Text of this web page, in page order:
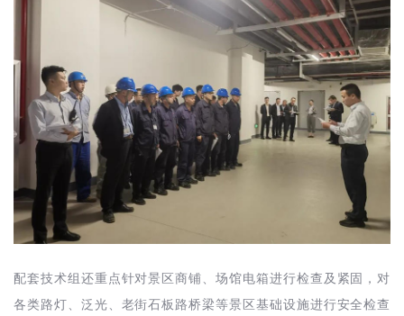
配套技术组还重点针对景区商铺、场馆电箱进行检查及紧固，对
各类路灯、泛光、老街石板路桥梁等景区基础设施进行安全检查